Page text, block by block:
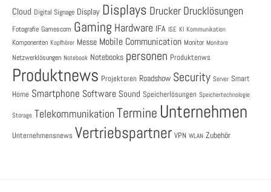
Cloud Digital Signage Display Displays Drucker Drucklösungen
Fotografie Gamescom Gaming Hardware IFA ISE KI Kommunikation
Komponenten Kopfhörer Messe Mobile Communication Monitor Monitore
Netzwerklösungen Notebook Notebooks personen Produktenws
Produktnews Projektoren Roadshow Security Server Smart
Home Smartphone Software Sound Speicherlösungen Speichertechnologie
Storage Telekommunikation Termine Unternehmen
Unternehmensnews Vertriebspartner VPN WLAN Zubehör